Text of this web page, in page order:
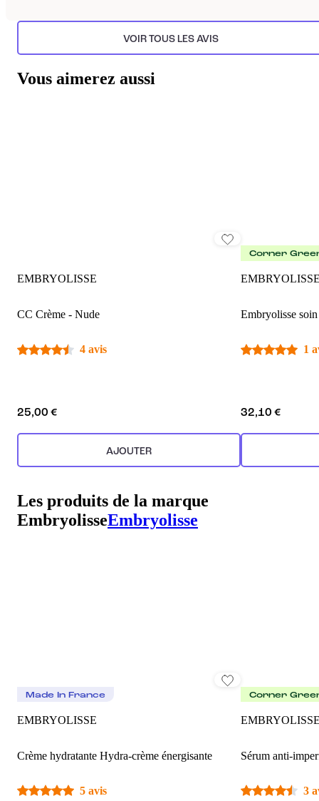
VOIR TOUS LES AVIS
Vous aimerez aussi
EMBRYOLISSE
CC Crème - Nude
4 avis
25,00 €
AJOUTER
Corner
Embryolisse
1
32,10 €
Les produits de la marque
EmbryolisseEmbryolisse
Made In France
EMBRYOLISSE
Crème hydratante Hydra-crème énergisante
5 avis
Corner
Sérum anti-
3